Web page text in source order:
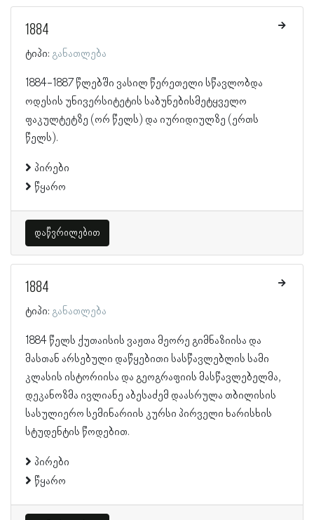
1884
ტიპი: განათლება
1884-1887 წლებში ვასილ წერეთელი სწავლობდა
ოდესის უნივერსიტეტის საბუნებისმეტყველო
ფაკულტეტზე (ორ წელს) და იურიდიულზე (ერთს
წელს).
პირები
წყარო
დაწვრილებით
1884
ტიპი: განათლება
1884 წელს ქუთაისის ვაჟთა მეორე გიმნაზიისა და
მასთან არსებული დაწყებითი სასწავლებლის სამი
კლასის ისტორიისა და გეოგრაფიის მასწავლებელმა,
დეკანოზმა ივლიანე აბესაძემ დაასრულა თბილისის
სასულიერო სემინარიის კურსი პირველი ხარისხის
სტუდენტის წოდებით.
პირები
წყარო